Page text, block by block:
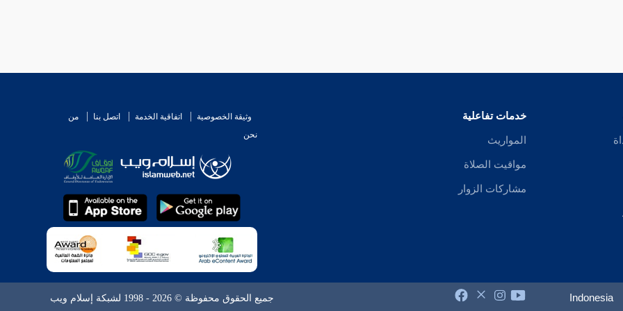
خدمات تفاعلية
المواريث
مواقيت الصلاة
مشاركات الزوار
وثيقة الخصوصية اتفاقية الخدمة اتصل بنا
من
نحن
Indonesia جميع الحقوق محفوظة © 2026 - 1998 لشبكة إسلام ويب